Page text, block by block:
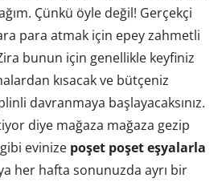
Çünkü öyle değil! Gerçekçi
para atmak için epey zahmetli
bunun için genellikle keyfiniz
kısacak ve bütçeniz
davranmaya başlayacaksınız.
diye mağaza mağaza gezip
evinize poşet poşet eşyalarla
her hafta sonunuzda ayrı bir